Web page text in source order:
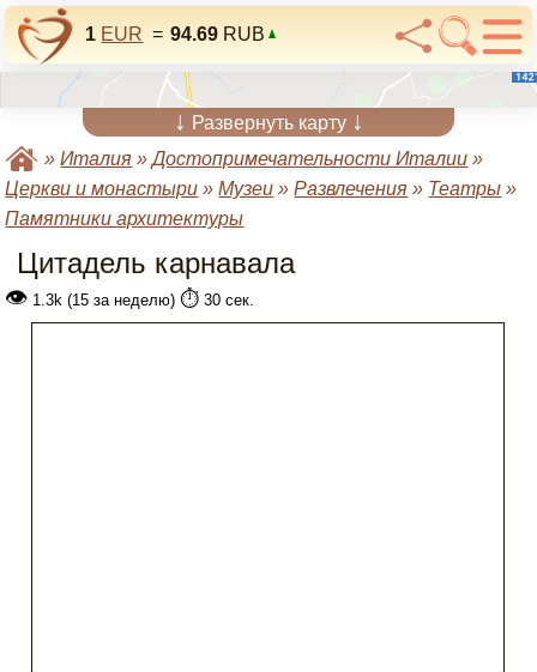
1 EUR = 94.69 RUB
↓ Развернуть карту ↓
»Италия »Достопримечательности Италии »
Церкви и монастыри »Музеи »Развлечения » Театры »
Памятники архитектуры
Цитадель карнавала
👁 1.3k (15 за неделю) ⏱️ 30 сек.